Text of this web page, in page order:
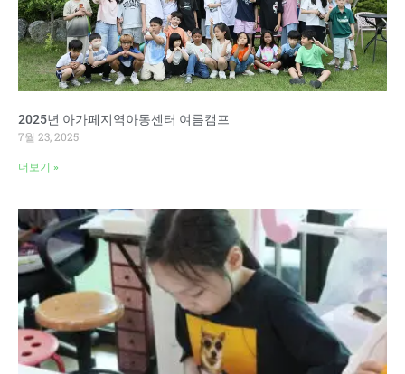
2025년 아가페지역아동센터 여름캠프
7월 23, 2025
더보기 »